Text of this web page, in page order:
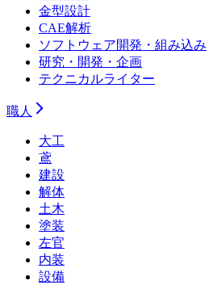
金型設計
CAE解析
ソフトウェア開発・組み込み
研究・開発・企画
テクニカルライター
職人
大工
鳶
建設
解体
土木
塗装
左官
内装
設備